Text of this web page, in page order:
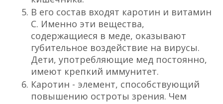
В его состав входят каротин и витамин
С. Именно эти вещества,
содержащиеся в меде, оказывают
губительное воздействие на вирусы.
Дети, употребляющие мед постоянно,
имеют крепкий иммунитет.
Каротин - элемент, способствующий
повышению остроты зрения. Чем